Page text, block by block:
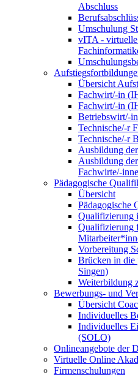
Abschluss
Umschulung
vITA -
Übersicht
Fachwirt/-in
Fachwirt/-in
Betriebswirt/-
Technische/-r
Technische/-r
Ausbildung
Ausbildung
Fachwirte/-
Pädagogische
Übersicht
Pädagogische
Qualifizierung
Qualifizierung
Vorbereitung
Brücken in die
Singen)
Weiterbildung
Bewerbungs- und
Übersicht
Individuelles
Individuelles
(SOLO)
Onlineangebote der
Virtuelle Online
Firmenschulungen